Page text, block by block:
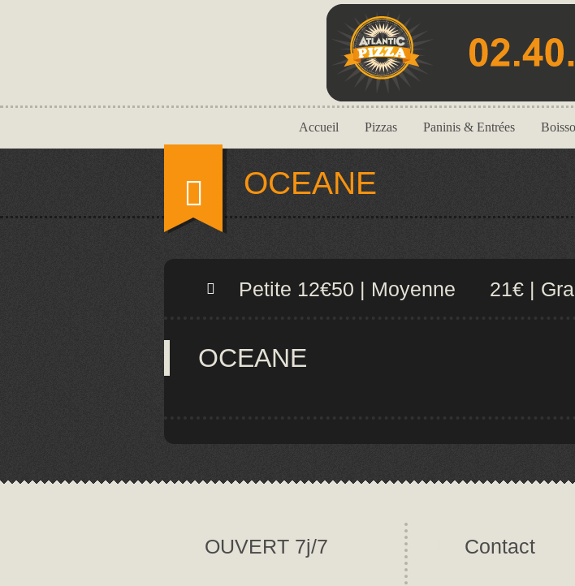
Accueil Pizzas Paninis & Entrées
OCEANE
Petite 12€50 | Moyenne 21€ |
OCEANE
OUVERT 7j/7 Contact